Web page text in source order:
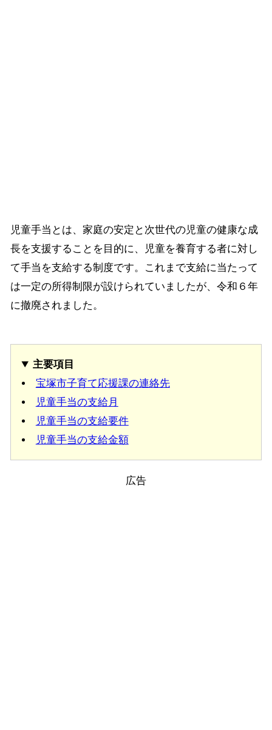
児童手当とは、家庭の安定と次世代の児童の健康な成
長を支援することを目的に、児童を養育する者に対し
て手当を支給する制度です。これまで支給に当たって
は一定の所得制限が設けられていましたが、令和６年
に撤廃されました。
主要項目
宝塚市子育て応援課の連絡先
児童手当の支給月
児童手当の支給要件
児童手当の支給金額